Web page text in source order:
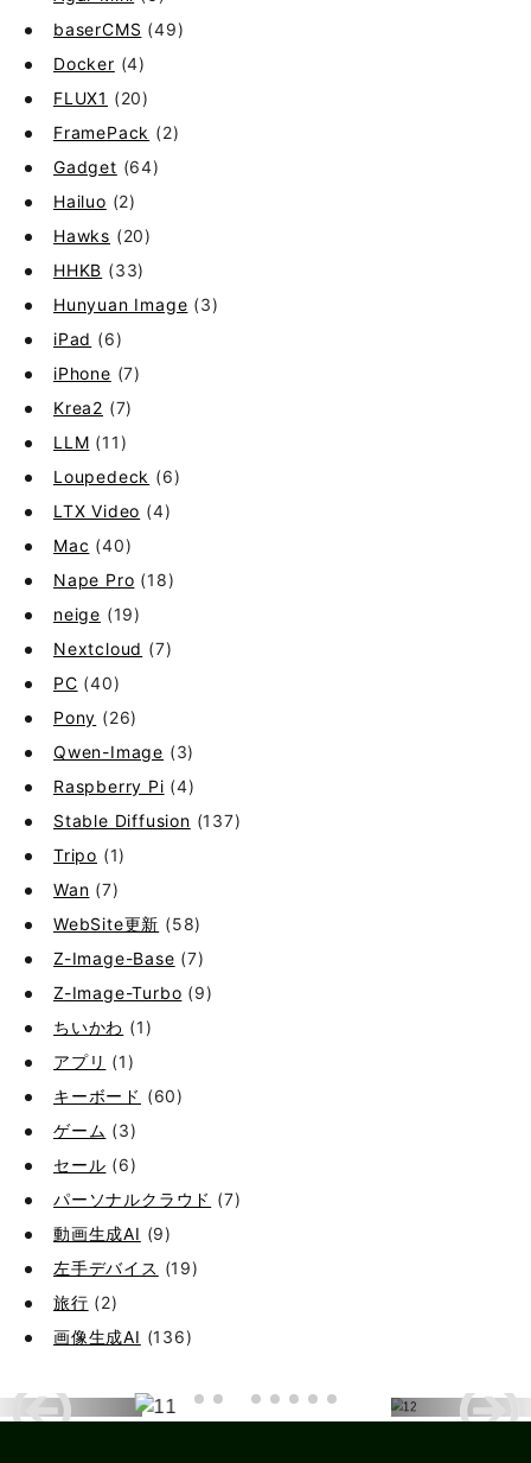
baserCMS (49)
Docker (4)
FLUX1 (20)
FramePack (2)
Gadget (64)
Hailuo (2)
Hawks (20)
HHKB (33)
Hunyuan Image (3)
iPad (6)
iPhone (7)
Krea2 (7)
LLM (11)
Loupedeck (6)
LTX Video (4)
Mac (40)
Nape Pro (18)
neige (19)
Nextcloud (7)
PC (40)
Pony (26)
Qwen-Image (3)
Raspberry Pi (4)
Stable Diffusion (137)
Tripo (1)
Wan (7)
WebSite更新 (58)
Z-Image-Base (7)
Z-Image-Turbo (9)
ちいかわ (1)
アプリ (1)
キーボード (60)
ゲーム (3)
セール (6)
パーソナルクラウド (7)
動画生成AI (9)
左手デバイス (19)
旅行 (2)
画像生成AI (136)